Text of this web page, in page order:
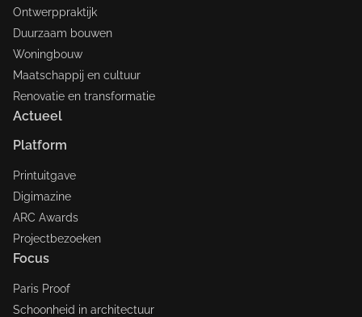
Ontwerppraktijk
Duurzaam bouwen
Woningbouw
Maatschappij en cultuur
Renovatie en transformatie
Actueel
Platform
Printuitgave
Digimazine
ARC Awards
Projectbezoeken
Focus
Paris Proof
Schoonheid in architectuur